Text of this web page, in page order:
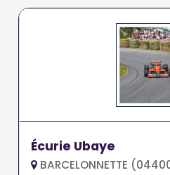
Écurie Ubaye
BARCELONNETTE